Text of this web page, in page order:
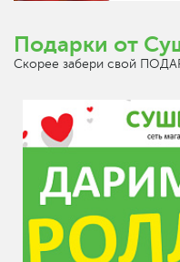
Подарки от
Скорее забери свой